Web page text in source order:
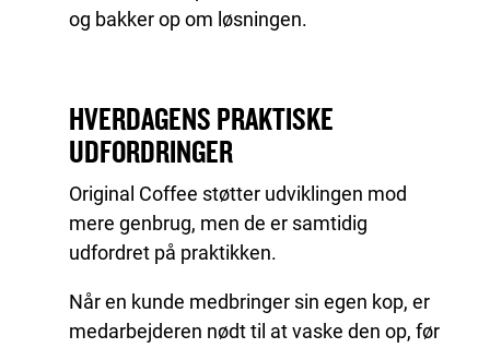
og bakker op om løsningen.
HVERDAGENS PRAKTISKE
UDFORDRINGER
Original Coffee støtter udviklingen mod
mere genbrug, men de er samtidig
udfordret på praktikken.
Når en kunde medbringer sin egen kop, er
medarbejderen nødt til at vaske den op, før